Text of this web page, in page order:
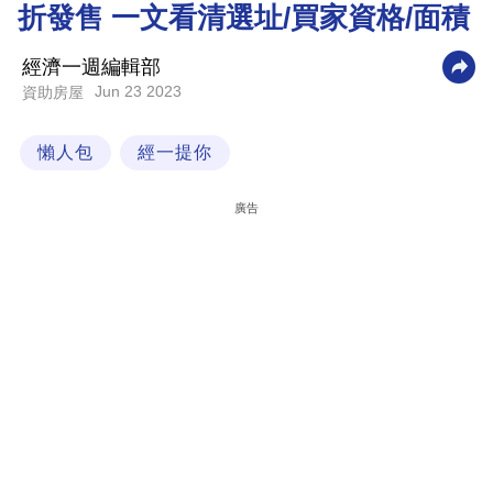
商
業
科
折發售 一文看清選址/買家資格/面積
經濟一週編輯部
資助房屋 Jun 23 2023
懶人包 經一提你
廣告